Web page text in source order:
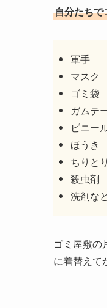
自分たちで
軍手
マスク
ゴミ袋
ガムテ
ビニー
ほうき
ちりとり
殺虫剤
洗剤な
ゴミ屋敷の
に着替えて